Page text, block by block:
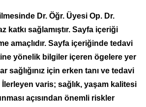
Dr. Öğr. Üyesi Op. Dr.
katkı sağlamıştır. Sayfa içeriği
amaçlıdır. Sayfa içeriğinde tedavi
yönelik bilgiler içeren ögelere yer
sağlığınız için erken tanı ve tedavi
varis; sağlık, yaşam kalitesi
açısından önemli riskler